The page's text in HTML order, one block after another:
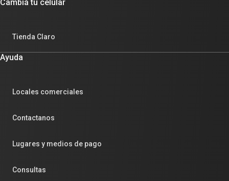
Cambiá tu celular
Tienda Claro
Ayuda
Locales comerciales
Contactanos
Lugares y medios de pago
Consultas